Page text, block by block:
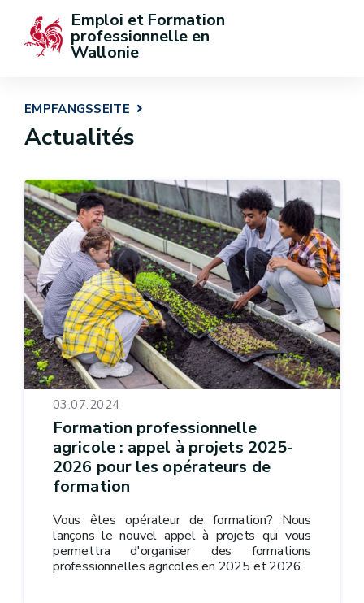
Emploi et Formation
professionnelle en
Wallonie
EMPFANGSSEITE
Actualités
03.07.2024
Formation professionnelle
agricole : appel à projets 2025-
2026 pour les opérateurs de
formation
Vous êtes opérateur de formation? Nous
lançons le nouvel appel à projets qui vous
permettra d'organiser des formations
professionnelles agricoles en 2025 et 2026.